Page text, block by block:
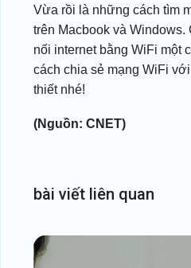
Vừa rồi là những cách tìm
trên Macbook và Windows.
nối internet bằng WiFi một
cách chia sẻ mạng WiFi
thiết nhé!
(Nguồn: CNET)
bài viết liên quan